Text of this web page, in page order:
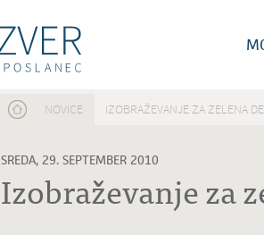
Nahajate se tukaj
NOVICE IZOBRAŽEVANJE ZA ZELENA
SREDA, 29. SEPTEMBER 2010
Izobraževanje za